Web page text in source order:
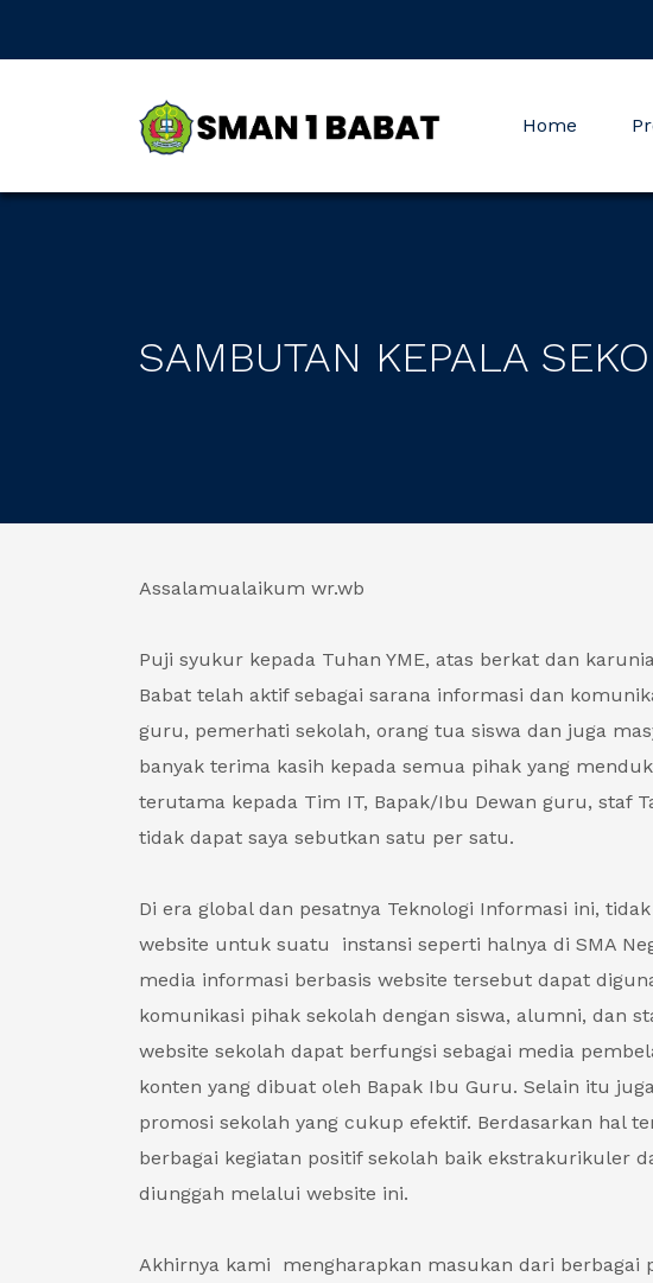
Home
SAMBUTAN KEPALA
Assalamualaikum wr.wb
Puji syukur kepada Tuhan YME, atas berkat dan
Babat telah aktif sebagai sarana informasi dan
guru, pemerhati sekolah, orang tua siswa dan juga
banyak terima kasih kepada semua pihak yang
terutama kepada Tim IT, Bapak/Ibu Dewan guru, staf
tidak dapat saya sebutkan satu per satu.
Di era global dan pesatnya Teknologi Informasi ini,
website untuk suatu instansi seperti halnya di SMA
media informasi berbasis website tersebut dapat
komunikasi pihak sekolah dengan siswa, alumni, dan
website sekolah dapat berfungsi sebagai media
konten yang dibuat oleh Bapak Ibu Guru. Selain itu
promosi sekolah yang cukup efektif. Berdasarkan hal
berbagai kegiatan positif sekolah baik ekstrakurikuler
diunggah melalui website ini.
Akhirnya kami mengharapkan masukan dari berbagai